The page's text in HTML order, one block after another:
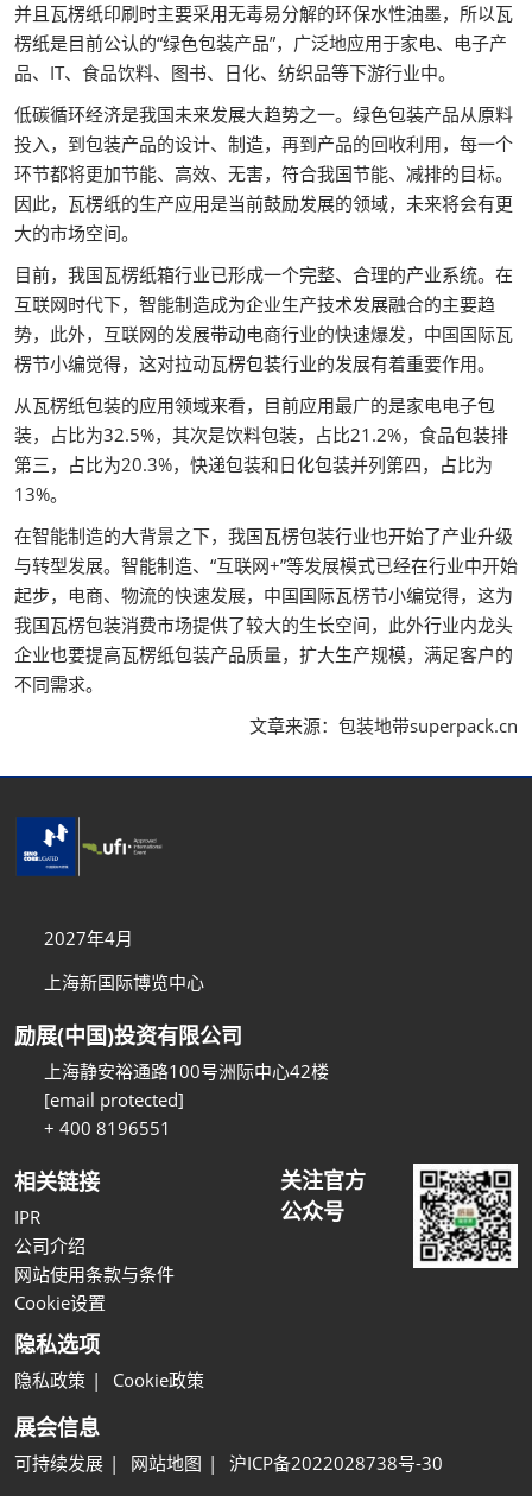
并且瓦楞纸印刷时主要采用无毒易分解的环保水性油墨，所以瓦
楞纸是目前公认的“绿色包装产品”，广泛地应用于家电、电子产
品、IT、食品饮料、图书、日化、纺织品等下游行业中。
低碳循环经济是我国未来发展大趋势之一。绿色包装产品从原料
投入，到包装产品的设计、制造，再到产品的回收利用，每一个
环节都将更加节能、高效、无害，符合我国节能、减排的目标。
因此，瓦楞纸的生产应用是当前鼓励发展的领域，未来将会有更
大的市场空间。
目前，我国瓦楞纸箱行业已形成一个完整、合理的产业系统。在
互联网时代下，智能制造成为企业生产技术发展融合的主要趋
势，此外，互联网的发展带动电商行业的快速爆发，中国国际瓦
楞节小编觉得，这对拉动瓦楞包装行业的发展有着重要作用。
从瓦楞纸包装的应用领域来看，目前应用最广的是家电电子包
装，占比为32.5%，其次是饮料包装，占比21.2%，食品包装排
第三，占比为20.3%，快递包装和日化包装并列第四，占比为
13%。
在智能制造的大背景之下，我国瓦楞包装行业也开始了产业升级
与转型发展。智能制造、“互联网+”等发展模式已经在行业中开始
起步，电商、物流的快速发展，中国国际瓦楞节小编觉得，这为
我国瓦楞包装消费市场提供了较大的生长空间，此外行业内龙头
企业也要提高瓦楞纸包装产品质量，扩大生产规模，满足客户的
不同需求。
文章来源：包装地带superpack.cn
2027年4月
上海新国际博览中心
励展(中国)投资有限公司
上海静安裕通路100号洲际中心42楼
[email protected]
+ 400 8196551
相关链接
IPR
公司介绍
网站使用条款与条件
Cookie设置
关注官方
公众号
隐私选项
隐私政策 Cookie政策
展会信息
可持续发展 网站地图 沪ICP备2022028738号-30